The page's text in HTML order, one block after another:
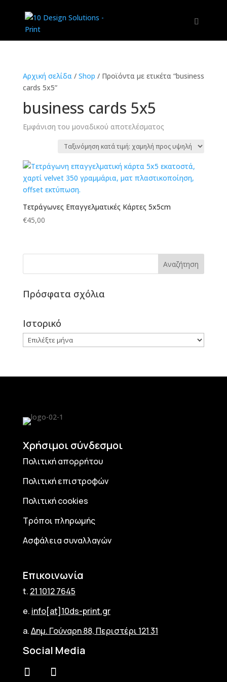
Αρχική σελίδα/ Shop / Προϊόντα με ετικέτα “business
cards 5x5”
business cards 5x5
Εμφάνιση του μοναδικού αποτελέσματος
Τετράγωνες Επαγγελματικές Κάρτες 5x5cm
€45,00
Πρόσφατα σχόλια
Ιστορικό
Ιστορικό
Χρήσιμοι σύνδεσμοι
Πολιτική απορρήτου
Πολιτική επιστροφών
Πολιτική cookies
Τρόποι πληρωμής
Ασφάλεια συναλλαγών
Επικοινωνία
t. 21 1012 7645
e. info[at]10ds-print.gr
a.Δημ. Γούναρη 88, Περιστέρι 121 31
Social Media